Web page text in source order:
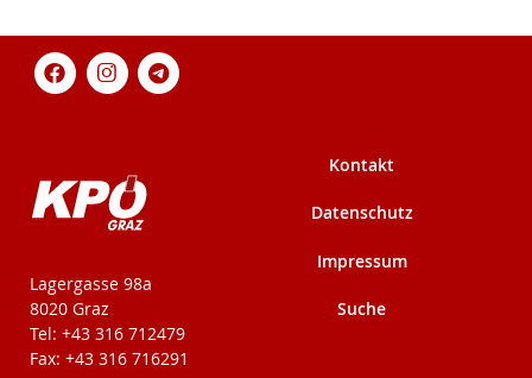
KPÖ-Steiermark
Lagergasse 98a
8020 Graz
Tel: +43 316 712479
Fax: +43 316 716291
Kontakt
Datenschutz
Impressum
Suche